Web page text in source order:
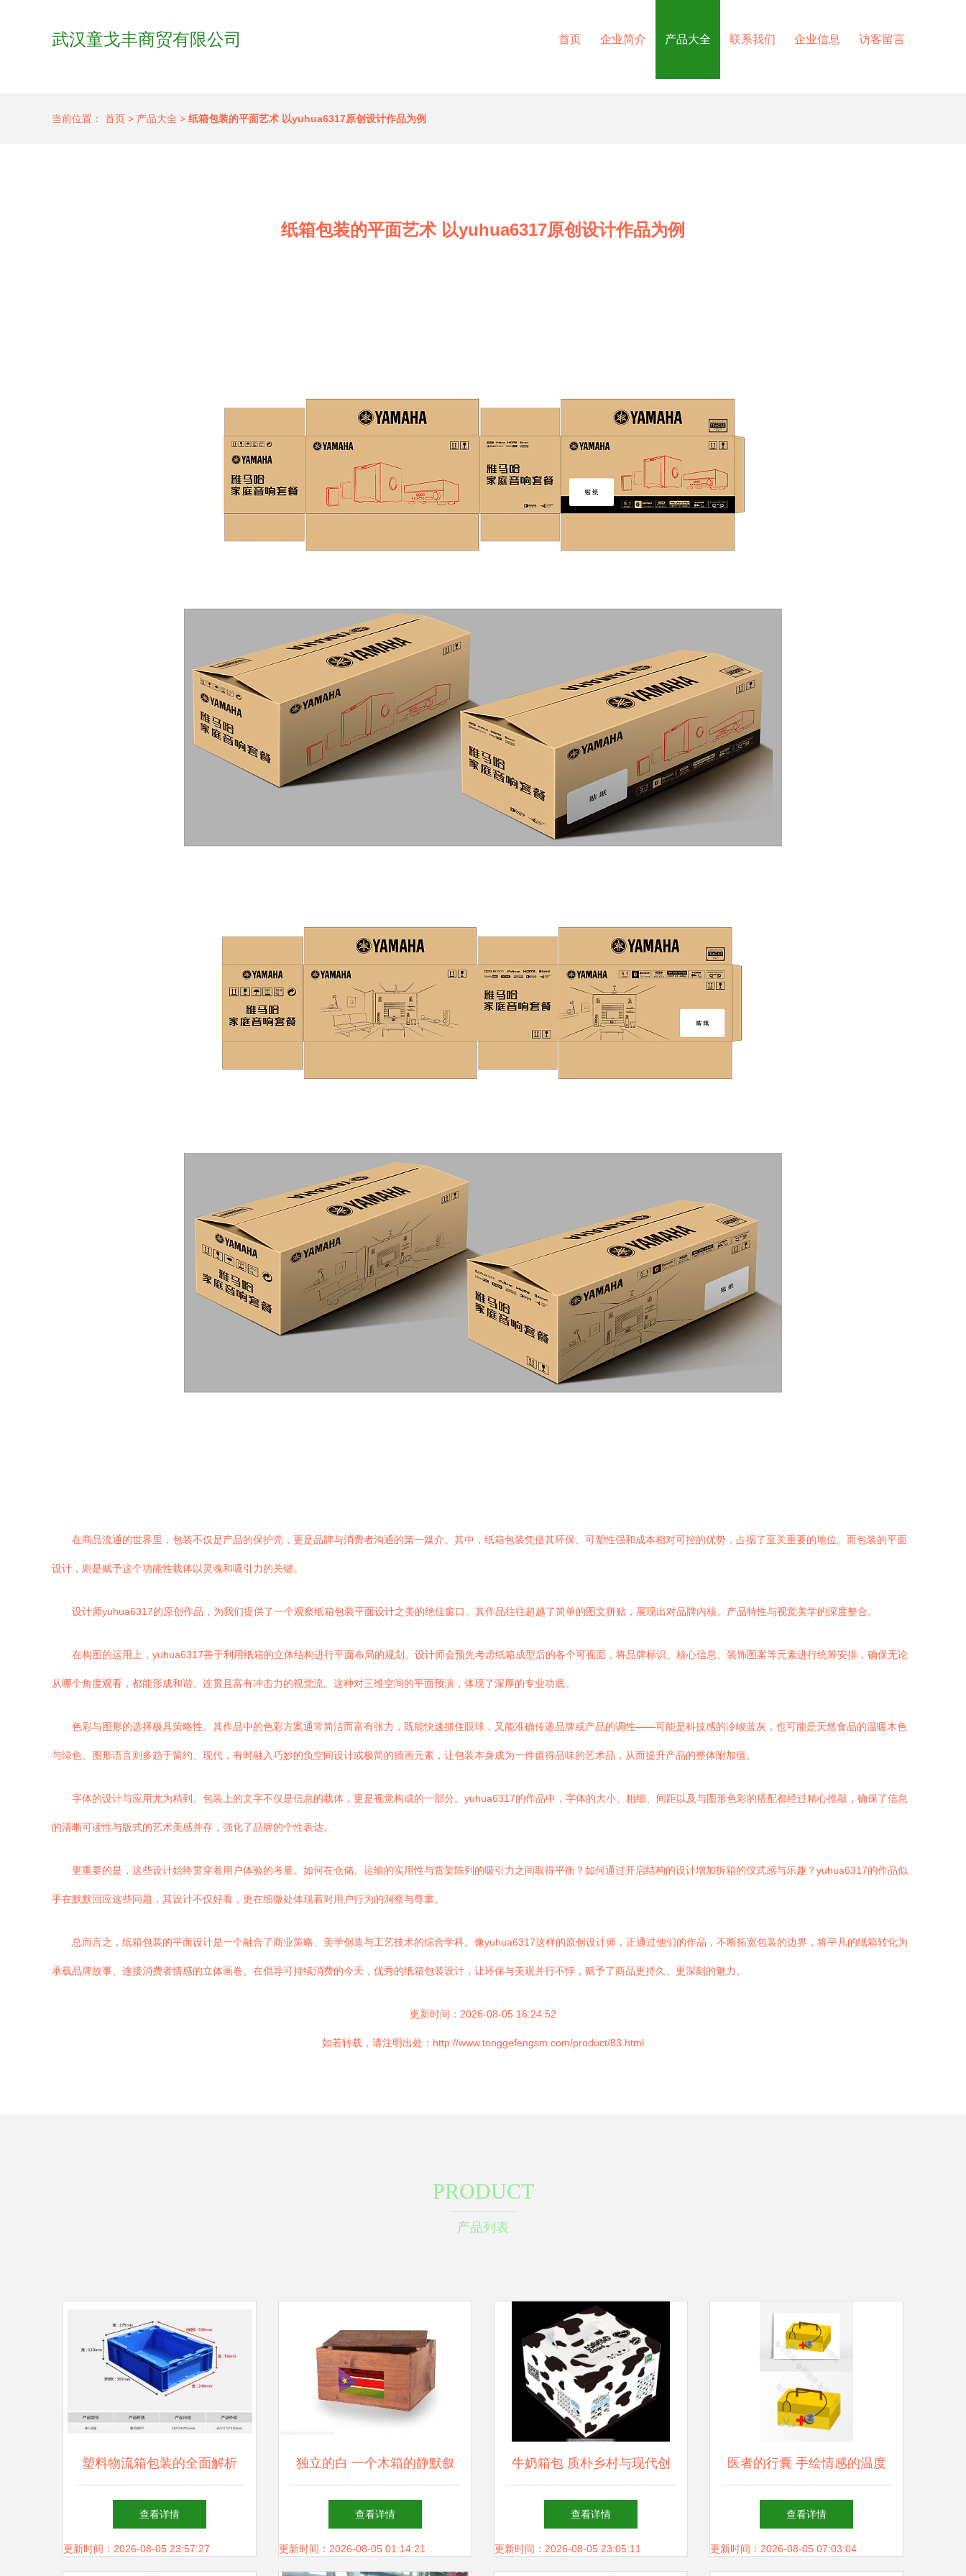
武汉童戈丰商贸有限公司 首页 企业简介 产品大全 联系我们 企业信息 访客留言
当前位置： 首页 > 产品大全 > 纸箱包装的平面艺术 以yuhua6317原创设计作品为例
纸箱包装的平面艺术 以yuhua6317原创设计作品为例
在商品流通的世界里，包装不仅是产品的保护壳，更是品牌与消费者沟通的第一媒介。其中，纸箱包装凭借其环保、可塑性强和成本相对可控的优势，占据了至关重要的地位。而包装的平面
设计，则是赋予这个功能性载体以灵魂和吸引力的关键。
设计师yuhua6317的原创作品，为我们提供了一个观察纸箱包装平面设计之美的绝佳窗口。其作品往往超越了简单的图文拼贴，展现出对品牌内核、产品特性与视觉美学的深度整合。
在构图的运用上，yuhua6317善于利用纸箱的立体结构进行平面布局的规划。设计师会预先考虑纸箱成型后的各个可视面，将品牌标识、核心信息、装饰图案等元素进行统筹安排，确保无论
从哪个角度观看，都能形成和谐、连贯且富有冲击力的视觉流。这种对三维空间的平面预演，体现了深厚的专业功底。
色彩与图形的选择极具策略性。其作品中的色彩方案通常简洁而富有张力，既能快速抓住眼球，又能准确传递品牌或产品的调性——可能是科技感的冷峻蓝灰，也可能是天然食品的温暖木色
与绿色。图形语言则多趋于简约、现代，有时融入巧妙的负空间设计或极简的插画元素，让包装本身成为一件值得品味的艺术品，从而提升产品的整体附加值。
字体的设计与应用尤为精到。包装上的文字不仅是信息的载体，更是视觉构成的一部分。yuhua6317的作品中，字体的大小、粗细、间距以及与图形色彩的搭配都经过精心推敲，确保了信息
的清晰可读性与版式的艺术美感并存，强化了品牌的个性表达。
更重要的是，这些设计始终贯穿着用户体验的考量。如何在仓储、运输的实用性与货架陈列的吸引力之间取得平衡？如何通过开启结构的设计增加拆箱的仪式感与乐趣？yuhua6317的作品似
乎在默默回应这些问题，其设计不仅好看，更在细微处体现着对用户行为的洞察与尊重。
总而言之，纸箱包装的平面设计是一个融合了商业策略、美学创造与工艺技术的综合学科。像yuhua6317这样的原创设计师，正通过他们的作品，不断拓宽包装的边界，将平凡的纸箱转化为
承载品牌故事、连接消费者情感的立体画卷。在倡导可持续消费的今天，优秀的纸箱包装设计，让环保与美观并行不悖，赋予了商品更持久、更深刻的魅力。
更新时间：2026-08-05 16:24:52
如若转载，请注明出处：http://www.tonggefengsm.com/product/83.html
PRODUCT
产品列表
塑料物流箱包装的全面解析
查看详情
更新时间：2026-08-05 23:57:27
独立的白 一个木箱的静默叙
事
查看详情
更新时间：2026-08-05 01:14:21
牛奶箱包 质朴乡村与现代创
意的奇妙邂逅
查看详情
更新时间：2026-08-05 23:05:11
医者的行囊 手绘情感的温度
与医学的重担
查看详情
更新时间：2026-08-05 07:03:04